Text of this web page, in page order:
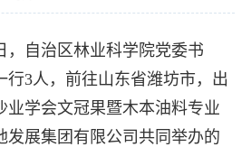
自治区林业科学院党委书
行3人，前往山东省潍坊市，出
业学会文冠果暨木本油料专业
发展集团有限公司共同举办的